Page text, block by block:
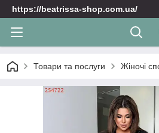
https://beatrissa-shop.com.ua/
Товари та послуги Жіночі